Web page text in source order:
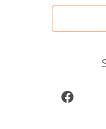
Facebook